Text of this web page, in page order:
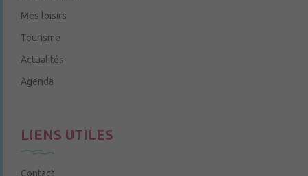
Mes loisirs
Tourisme
Actualités
Agenda
LIENS UTILES
Contact